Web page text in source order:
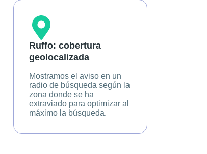
Ruffo: cobertura
geolocalizada
Mostramos el aviso en un
radio de búsqueda según la
zona donde se ha
extraviado para optimizar al
máximo la búsqueda.